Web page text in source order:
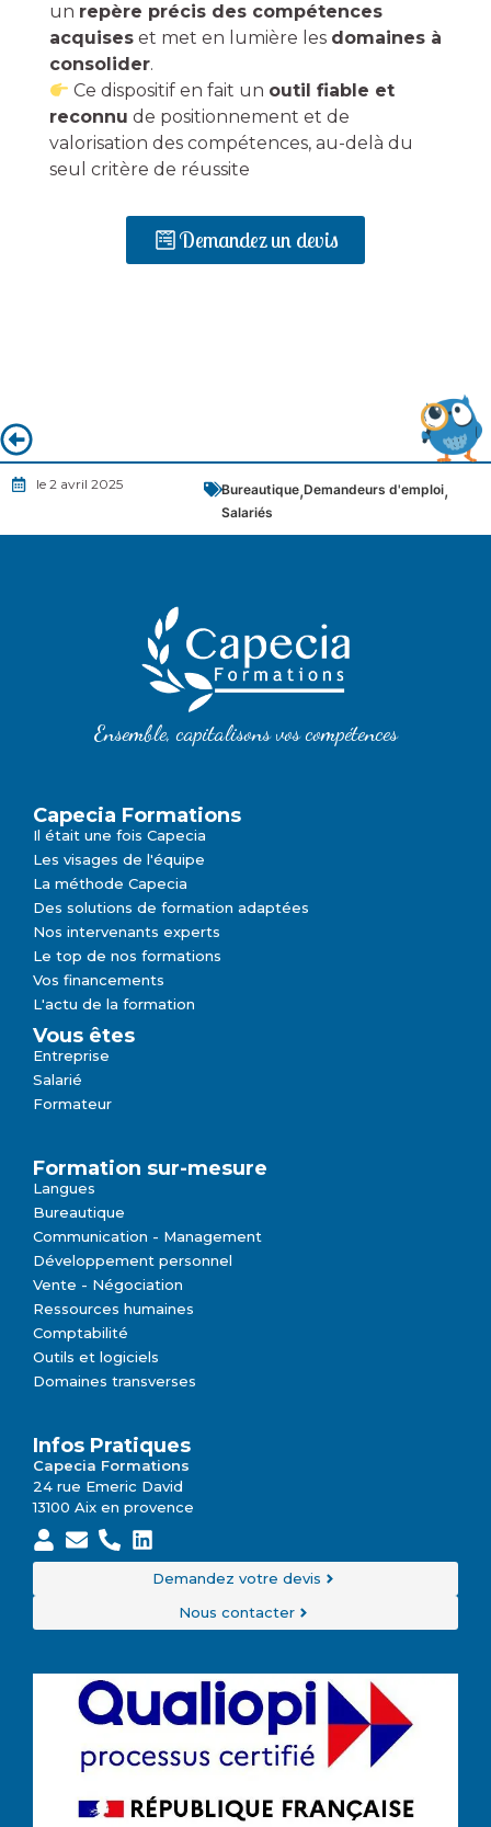
un repère précis des compétences
acquiseset met en lumière les domaines à
consolider.
Ce dispositif en fait un outil fiable et
reconnu de positionnement et de
valorisation des compétences, au-delà du
seul critère de réussite
Demandez un devis
le 2 avril 2025 Bureautique,Demandeurs d'emploi,
Salariés
Ensemble, capitalisons vos compétences
Capecia Formations
Il était une fois Capecia
Les visages de l'équipe
La méthode Capecia
Des solutions de formation adaptées
Nos intervenants experts
Le top de nos formations
Vos financements
L'actu de la formation
Vous êtes
Entreprise
Salarié
Formateur
Formation sur-mesure
Langues
Bureautique
Communication - Management
Développement personnel
Vente - Négociation
Ressources humaines
Comptabilité
Outils et logiciels
Domaines transverses
Infos Pratiques
Capecia Formations
24 rue Emeric David
13100 Aix en provence
Demandez votre devis
Nous contacter